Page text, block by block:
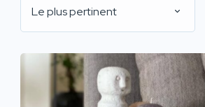
Le plus pertinent